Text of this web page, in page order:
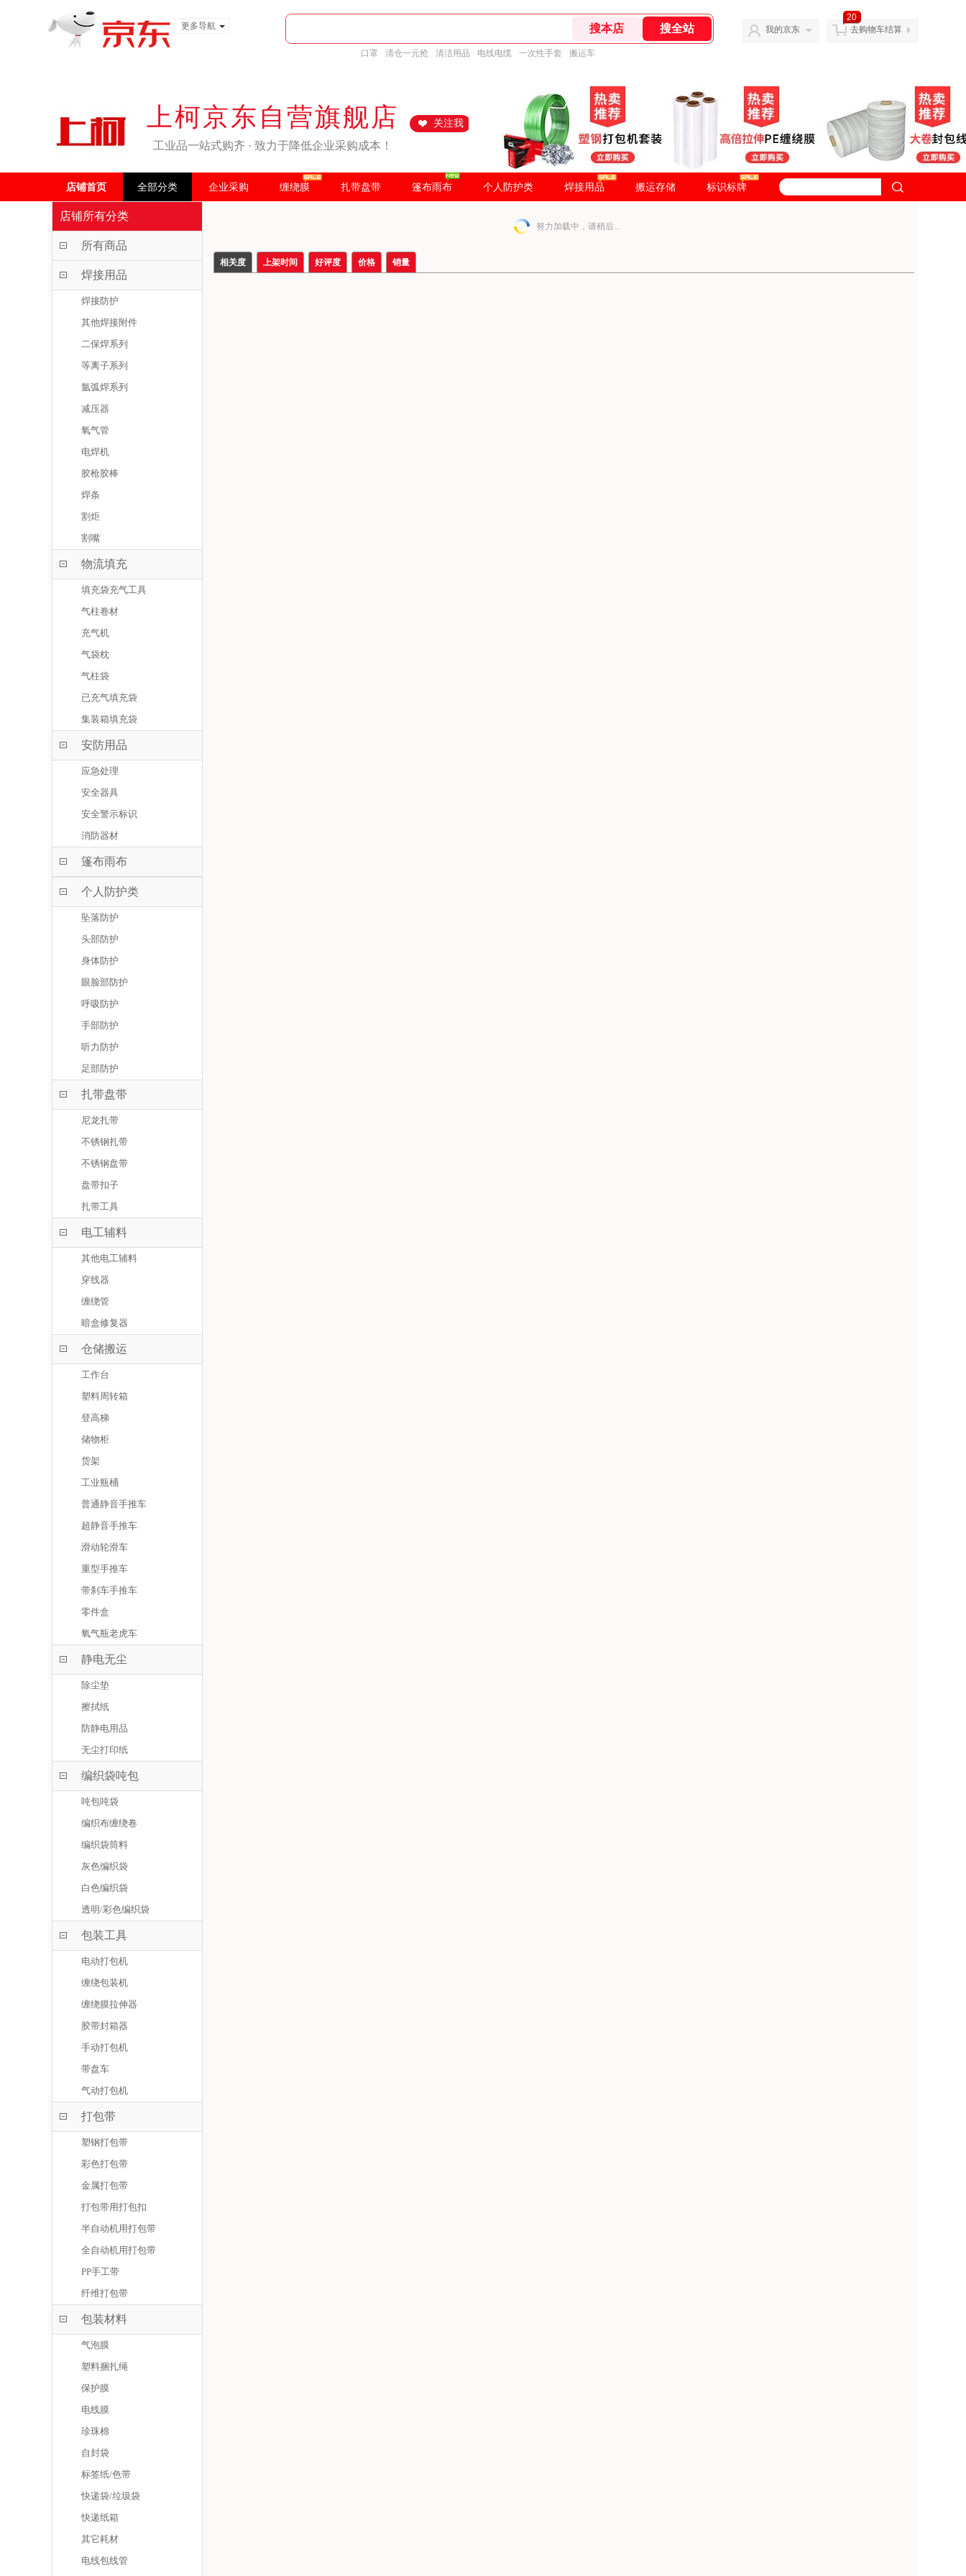
更多导航
口罩 清仓一元抢 清洁用品 电线电缆 一次性手套 搬运车
我的京东
20
去购物车结算
上柯京东自营旗舰店
工业品一站式购齐 · 致力于降低企业采购成本！
关注我
店铺首页 全部分类 企业采购 缠绕膜 扎带盘带 篷布雨布 个人防护类 焊接用品 搬运存储 标识标牌
店铺所有分类
所有商品
焊接用品
焊接防护
其他焊接附件
二保焊系列
等离子系列
氩弧焊系列
减压器
氧气管
电焊机
胶枪胶棒
焊条
割炬
割嘴
物流填充
填充袋充气工具
气柱卷材
充气机
气袋枕
气柱袋
已充气填充袋
集装箱填充袋
安防用品
应急处理
安全器具
安全警示标识
消防器材
篷布雨布
个人防护类
坠落防护
头部防护
身体防护
眼脸部防护
呼吸防护
手部防护
听力防护
足部防护
扎带盘带
尼龙扎带
不锈钢扎带
不锈钢盘带
盘带扣子
扎带工具
电工辅料
其他电工辅料
穿线器
缠绕管
暗盒修复器
仓储搬运
工作台
塑料周转箱
登高梯
储物柜
货架
工业瓶桶
普通静音手推车
超静音手推车
滑动轮滑车
重型手推车
带刹车手推车
零件盒
氧气瓶老虎车
静电无尘
除尘垫
擦拭纸
防静电用品
无尘打印纸
编织袋吨包
吨包吨袋
编织布缠绕卷
编织袋筒料
灰色编织袋
白色编织袋
透明/彩色编织袋
包装工具
电动打包机
缠绕包装机
缠绕膜拉伸器
胶带封箱器
手动打包机
带盘车
气动打包机
打包带
塑钢打包带
彩色打包带
金属打包带
打包带用打包扣
半自动机用打包带
全自动机用打包带
PP手工带
纤维打包带
包装材料
气泡膜
塑料捆扎绳
保护膜
电线膜
珍珠棉
自封袋
标签纸/色带
快递袋/垃圾袋
快递纸箱
其它耗材
电线包线管
努力加载中，请稍后...
相关度 上架时间 好评度 价格 销量